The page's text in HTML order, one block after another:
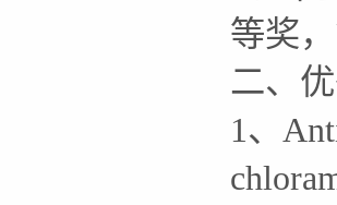
等奖
二、
1、